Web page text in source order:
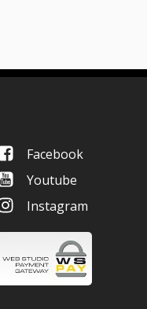
Facebook
Youtube
Instagram